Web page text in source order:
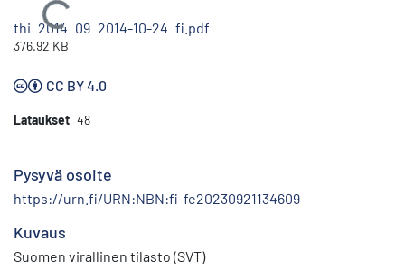
Ladataan...
thi_2014_09_2014-10-24_fi.pdf
376.92 KB
CC BY 4.0
Lataukset 48
Pysyvä osoite
https://urn.fi/URN:NBN:fi-fe20230921134609
Kuvaus
Suomen virallinen tilasto (SVT)